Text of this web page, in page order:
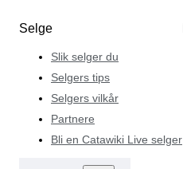
Selge
Slik selger du
Selgers tips
Selgers vilkår
Partnere
Bli en Catawiki Live selger